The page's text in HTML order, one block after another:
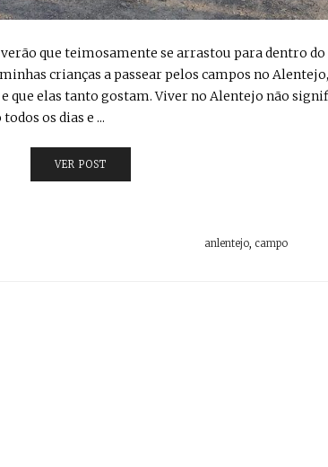
que teimosamente se arrastou para dentro
crianças a passear pelos campos no
que elas tanto gostam. Viver no Alentejo não
os dias e ...
VER POST
anlentejo, campo